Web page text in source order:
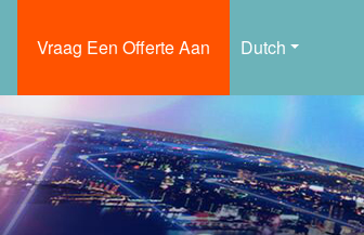
Dutch
Vraag Een Offerte Aan